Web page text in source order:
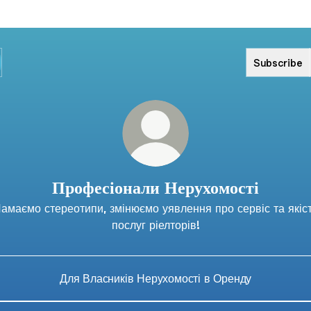
Subscribe
Професіонали Нерухомості
стереотипи, змінюємо уявлення про сервіс та
послуг ріелторів!
Для Власників Нерухомості в Оренду